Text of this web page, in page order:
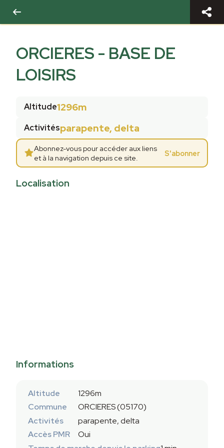
ORCIERES - BASE DE
LOISIRS
Altitude1296m
Activitésparapente, delta
Abonnez-vous pour accéder aux liens
et à la navigation depuis ce site.
S'abonner
Localisation
Informations
Altitude
1296m
Commune
ORCIERES (05170)
Activités
parapente, delta
Accès PMR
Oui